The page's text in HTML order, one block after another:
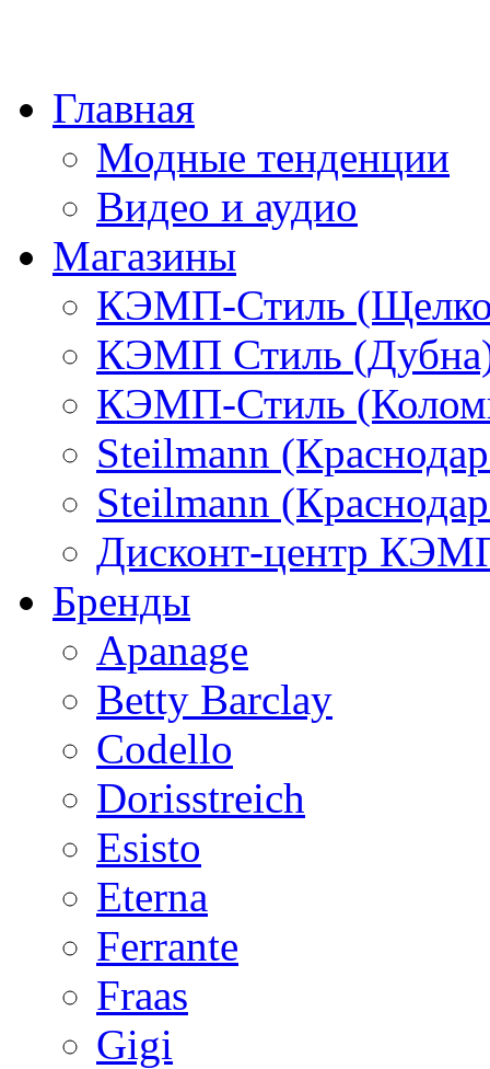
Главная
Модные тенденции
Видео и аудио
Магазины
КЭМП-Стиль
КЭМП Стиль
КЭМП-Стиль
Steilmann
Steilmann
Дисконт-центр
Бренды
Apanage
Betty Barclay
Codello
Dorisstreich
Esisto
Eterna
Ferrante
Fraas
Gigi